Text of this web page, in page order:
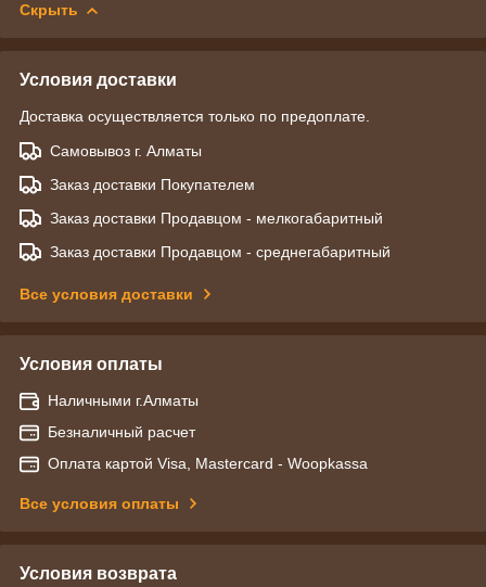
Скрыть
Условия доставки
Доставка осуществляется только по предоплате.
Самовывоз г. Алматы
Заказ доставки Покупателем
Заказ доставки Продавцом - мелкогабаритный
Заказ доставки Продавцом - среднегабаритный
Все условия доставки
Условия оплаты
Наличными г.Алматы
Безналичный расчет
Оплата картой Visa, Mastercard - Woopkassa
Все условия оплаты
Условия возврата